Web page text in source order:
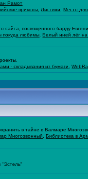
Рамот
приколы Листихи ,Место для
сайта, посвященного барду
покуда любимы ,Белый иней лёг на
- складывания из бумаги ,WebRa
в тайне в Валмаре
Многозвонный ,Библиотека в
"Эстель"